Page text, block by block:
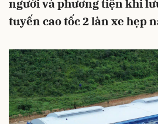
người và phương tiện khi
tuyến cao tốc 2 làn xe hẹp